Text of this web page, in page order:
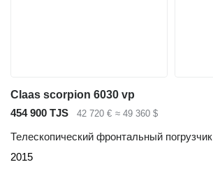
Claas scorpion 6030 vp
454 900 TJS
42 720 € ≈ 49 360 $
Телескопический фронтальный погрузчик
2015